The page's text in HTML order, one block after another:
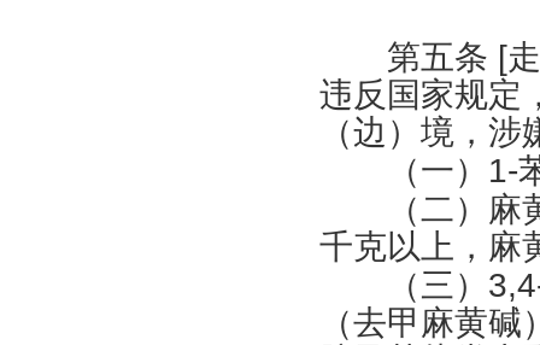
第五条 [
违反国家规定
（边）境，
（一） 1-
（二）麻黄
千克以上，麻
（三）
（去甲麻黄